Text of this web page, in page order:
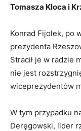
Tomasza Kloca i
Konrad Fijołek, po
prezydenta
Stracił je w radzie
nie jest
wiceprezydentów
W tym przypadku
Deręgowski, lider